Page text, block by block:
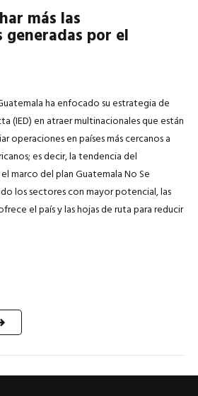
más las
por el
ha enfocado su estrategia de
(IED) en atraer multinacionales que están
operaciones en países más cercanos a
es decir, la tendencia del
marco del plan Guatemala No Se
los sectores con mayor potencial, las
el país y las hojas de ruta para reducir